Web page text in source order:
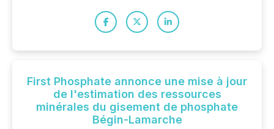
First Phosphate annonce une mise à jour
de l'estimation des ressources
minérales du gisement de phosphate
Bégin-Lamarche